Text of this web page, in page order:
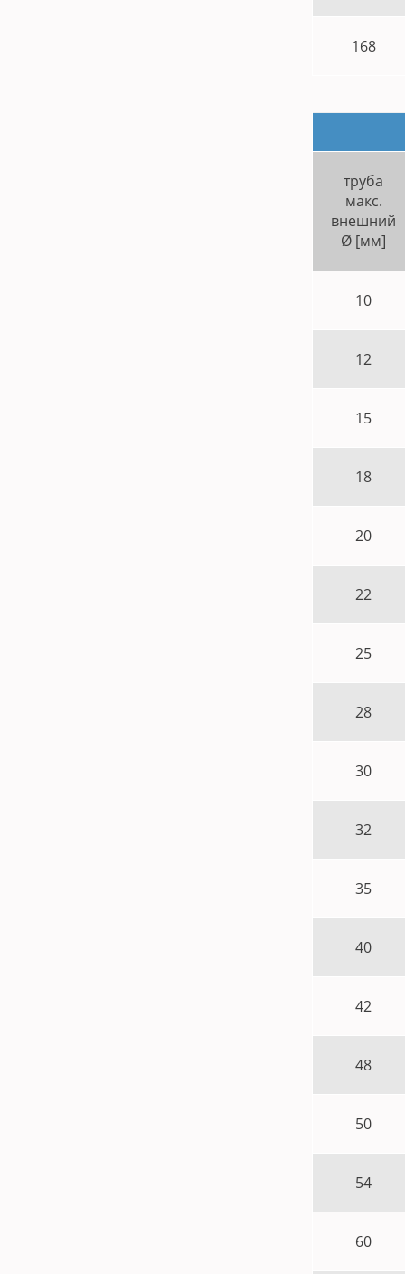
168
труба
макс.
внешний
Ø [мм]
10
12
15
18
20
22
25
28
30
32
35
40
42
48
50
54
60